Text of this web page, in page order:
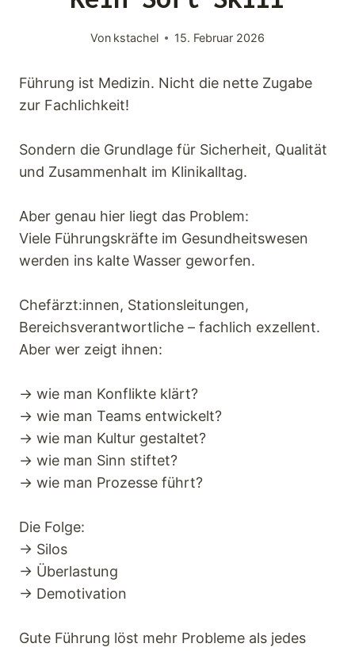
Angebot
Kontakt
Von kstachel 15. Februar 2026
Führung ist Medizin. Nicht die nette Zugabe
zur Fachlichkeit!
Sondern die Grundlage für Sicherheit, Qualität
und Zusammenhalt im Klinikalltag.
Aber genau hier liegt das Problem:
Viele Führungskräfte im Gesundheitswesen
werden ins kalte Wasser geworfen.
Chefärzt:innen, Stationsleitungen,
Bereichsverantwortliche – fachlich exzellent.
Aber wer zeigt ihnen:
→ wie man Konflikte klärt?
→ wie man Teams entwickelt?
→ wie man Kultur gestaltet?
→ wie man Sinn stiftet?
→ wie man Prozesse führt?
Die Folge:
→ Silos
→ Überlastung
→ Demotivation
Gute Führung löst mehr Probleme als jedes